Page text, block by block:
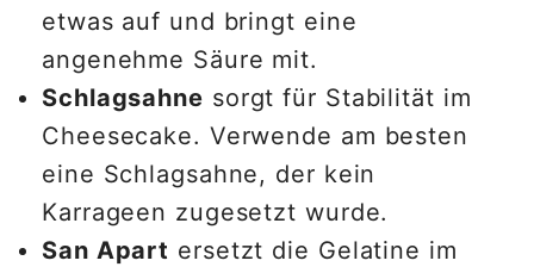
etwas auf und bringt eine
angenehme Säure mit.
Schlagsahne sorgt für Stabilität im
Cheesecake. Verwende am besten
eine Schlagsahne, der kein
Karrageen zugesetzt wurde.
San Apart ersetzt die Gelatine im